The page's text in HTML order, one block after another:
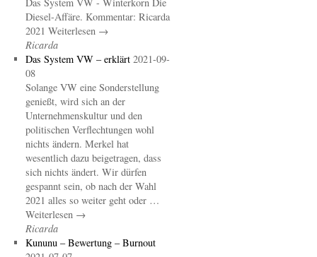
Diesel-Affäre. Kommentar: Ricarda
2021 Weiterlesen →
Ricarda
Das System VW – erklärt 2021-09-
08
Solange VW eine Sonderstellung
genießt, wird sich an der
Unternehmenskultur und den
politischen Verflechtungen wohl
nichts ändern. Merkel hat
wesentlich dazu beigetragen, dass
sich nichts ändert. Wir dürfen
gespannt sein, ob nach der Wahl
2021 alles so weiter geht oder …
Weiterlesen →
Ricarda
Kununu – Bewertung – Burnout